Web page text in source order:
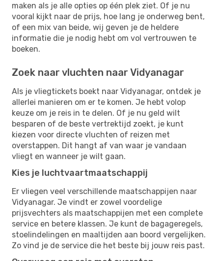
maken als je alle opties op één plek ziet. Of je nu
vooral kijkt naar de prijs, hoe lang je onderweg bent,
of een mix van beide, wij geven je de heldere
informatie die je nodig hebt om vol vertrouwen te
boeken.
Zoek naar vluchten naar Vidyanagar
Als je vliegtickets boekt naar Vidyanagar, ontdek je
allerlei manieren om er te komen. Je hebt volop
keuze om je reis in te delen. Of je nu geld wilt
besparen of de beste vertrektijd zoekt, je kunt
kiezen voor directe vluchten of reizen met
overstappen. Dit hangt af van waar je vandaan
vliegt en wanneer je wilt gaan.
Kies je luchtvaartmaatschappij
Er vliegen veel verschillende maatschappijen naar
Vidyanagar. Je vindt er zowel voordelige
prijsvechters als maatschappijen met een complete
service en betere klassen. Je kunt de bagageregels,
stoelindelingen en maaltijden aan boord vergelijken.
Zo vind je de service die het beste bij jouw reis past.